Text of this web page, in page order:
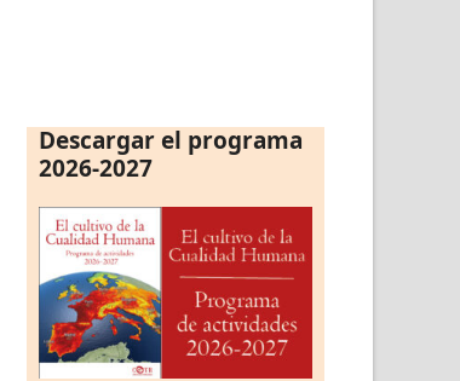
Descargar el programa
2026-2027